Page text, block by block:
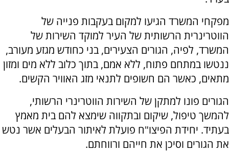
מפקחי המשרד הגיעו למקום בעקבות פנייה של
הווטרינרית הרשותית של העיר למוקד השירות של
המשרד, לפיה, הגורים הצעירים, בני כחודש מגזע מעורב,
ננטשו במתחם פתוח, ללא אמם, בתוך כלוב ללא מים ומזון
מתאים, כאשר הם חשופים לתנאי מזג האוויר הקשים.
הגורים פונו למתקן של השירות הווטרינרי הרשותי,
להמשך טיפול, שיקום ובתקווה שימצא להם בית מאמץ
בעתיד. יחידת הפיצו"ח פועלת לאיתור הבעלים אשר נטש
את הגורים וסיכן את חייהם ורווחתם.